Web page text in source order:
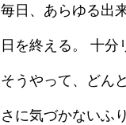
毎日、あらゆる出
日を終える。 十分
そうやって、どん
さに気づかないふ